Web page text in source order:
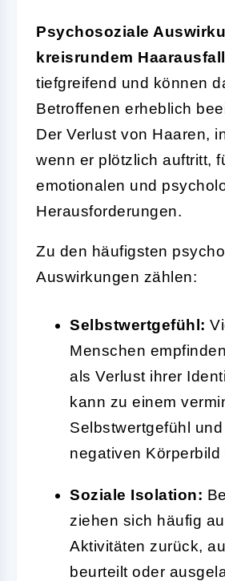
Psychosoziale
kreisrundem Haarausfall
tiefgreifend und können
Betroffenen erheblich
Der Verlust von Haaren,
wenn er plötzlich auftritt,
emotionalen und
Herausforderungen.
Zu den häufigsten
Auswirkungen zählen:
Selbstwertgefühl:
Menschen
als Verlust ihrer
kann zu einem
Selbstwertgefühl
negativen Körperbild
Soziale Isolation:
ziehen sich häufig
Aktivitäten zurück,
beurteilt oder